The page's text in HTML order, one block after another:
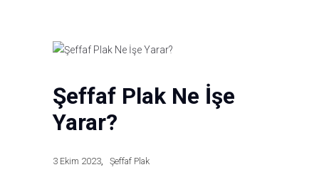
Basın
İletişim
Şeffaf Plak Ne İşe
Yarar?
3 Ekim 2023 Şeffaf Plak